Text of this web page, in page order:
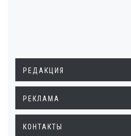
РЕДАКЦИЯ
РЕКЛАМА
КОНТАКТЫ